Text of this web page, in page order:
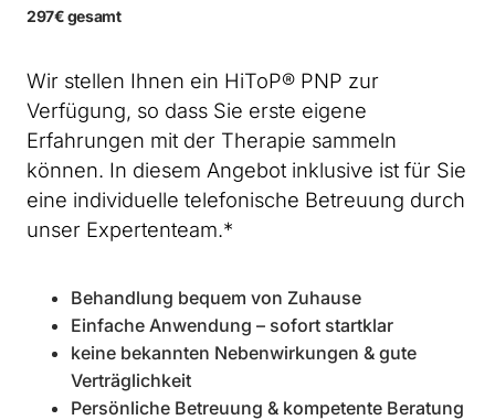
297€ gesamt
Wir stellen Ihnen ein HiToP® PNP zur
Verfügung, so dass Sie erste eigene
Erfahrungen mit der Therapie sammeln
können. In diesem Angebot inklusive ist für Sie
eine individuelle telefonische Betreuung durch
unser Expertenteam.*
Behandlung bequem von Zuhause
Einfache Anwendung – sofort startklar
keine bekannten Nebenwirkungen & gute
Verträglichkeit
Persönliche Betreuung & kompetente Beratung